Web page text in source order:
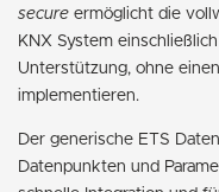
secure ermöglicht die
KNX System
Unterstützung, ohne
implementieren.
Der generische ETS
Datenpunkten und